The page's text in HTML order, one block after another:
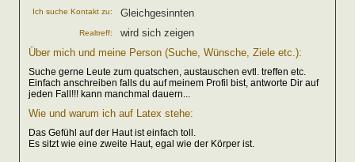
Ich suche Kontakt zu: Gleichgesinnten
Realtreff:
wird sich zeigen
Über mich und meine Person (Suche, Wünsche, Ziele etc.):
Suche gerne Leute zum quatschen, austauschen evtl. treffen etc.
Einfach anschreiben falls du auf meinem Profil bist, antworte Dir auf
jeden Fall!!! kann manchmal dauern...
Wie und warum ich auf Latex stehe:
Das Gefühl auf der Haut ist einfach toll.
Es sitzt wie eine zweite Haut, egal wie der Körper ist.